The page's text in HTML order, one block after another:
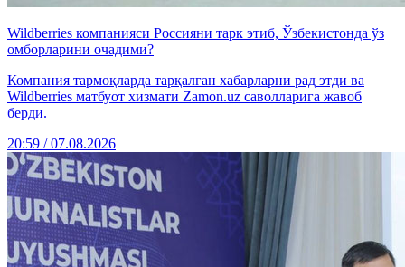
Wildberries компанияси Россияни тарк этиб, Ўзбекистонда ўз
омборларини очадими?
Компания тармоқларда тарқалган хабарларни рад этди ва
Wildberries матбуот хизмати Zamon.uz саволларига жавоб
берди.
20:59 / 07.08.2026